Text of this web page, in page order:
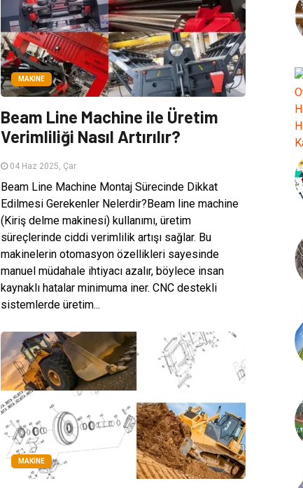
MAKINE
Beam Line Machine ile Üretim
Verimliliği Nasıl Artırılır?
04 Haz 2025, Çar
Beam Line Machine Montaj Sürecinde Dikkat
Edilmesi Gerekenler Nelerdir?Beam line machine
(Kiriş delme makinesi) kullanımı, üretim
süreçlerinde ciddi verimlilik artışı sağlar. Bu
makinelerin otomasyon özellikleri sayesinde
manuel müdahale ihtiyacı azalır, böylece insan
kaynaklı hatalar minimuma iner. CNC destekli
sistemlerde üretim...
MAKINE